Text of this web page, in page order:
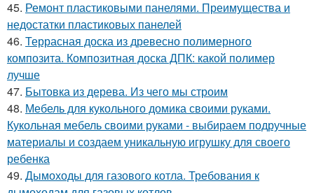
45. Ремонт пластиковыми панелями. Преимущества и
недостатки пластиковых панелей
46. Террасная доска из древесно полимерного
композита. Композитная доска ДПК: какой полимер
лучше
47. Бытовка из дерева. Из чего мы строим
48. Мебель для кукольного домика своими руками.
Кукольная мебель своими руками - выбираем подручные
материалы и создаем уникальную игрушку для своего
ребенка
49. Дымоходы для газового котла. Требования к